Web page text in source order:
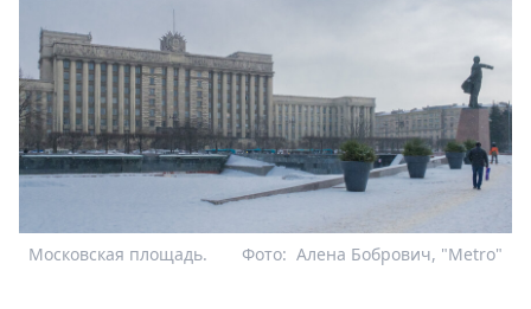
Московская площадь. Алена Бобрович, "Metro"
Фото: